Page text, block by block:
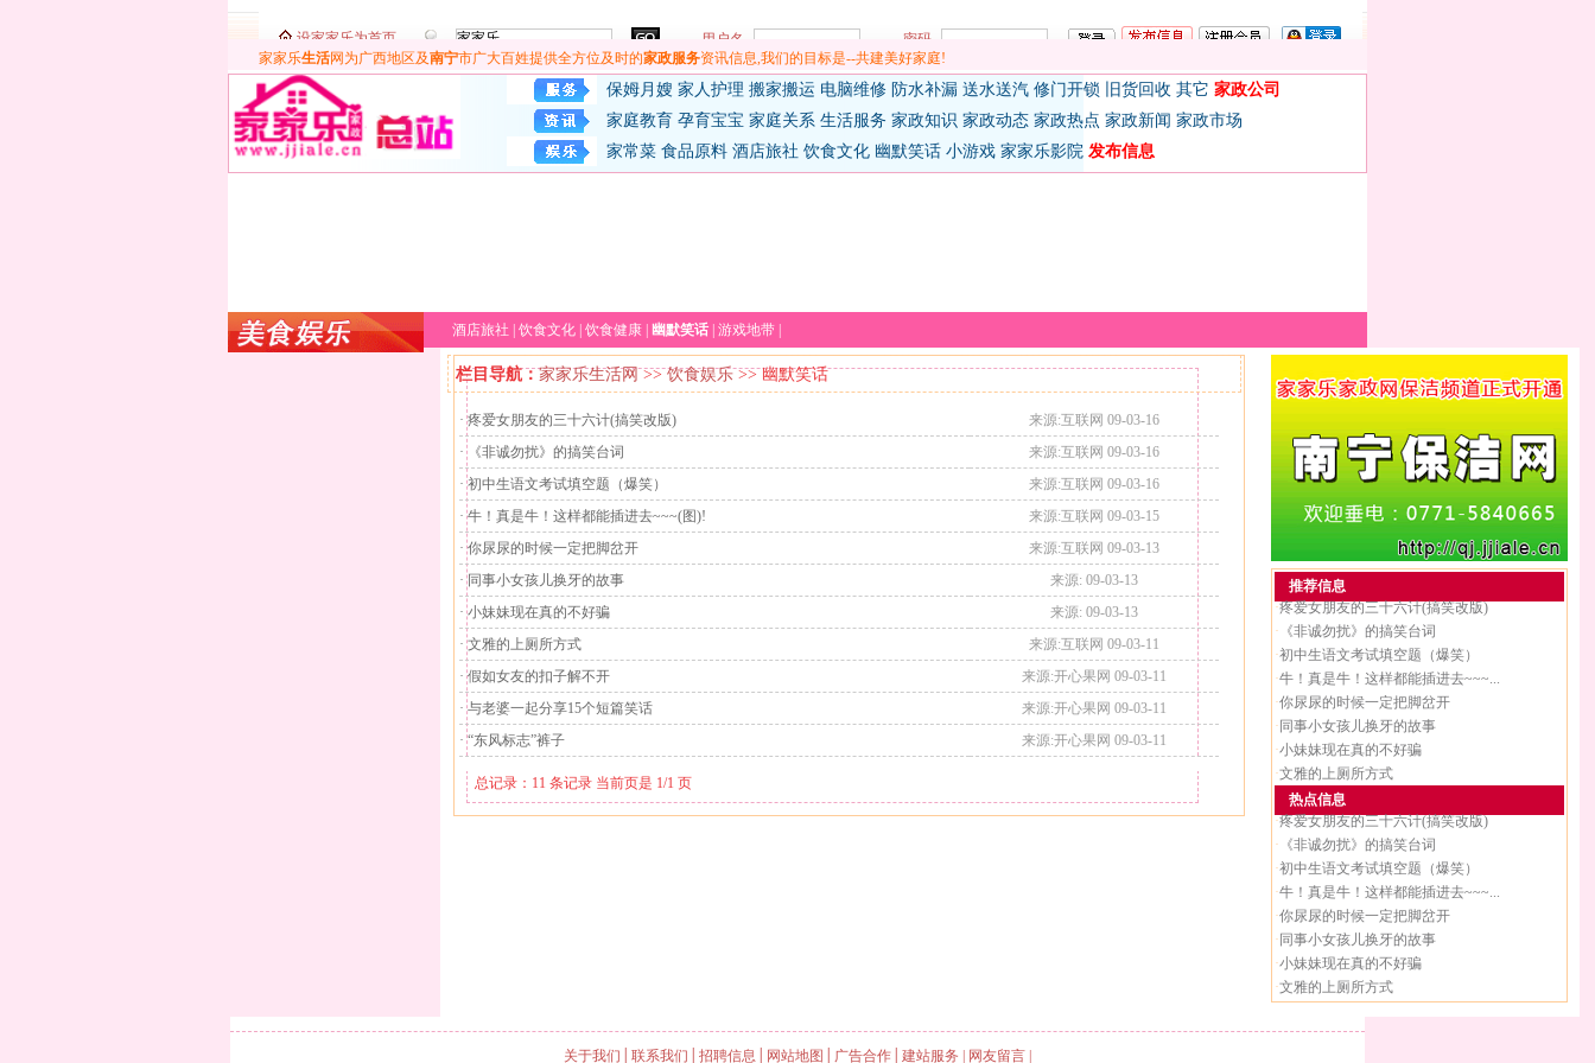
家家乐生活网为广西地区及南宁市广大百姓提供全方位及时的家政服务资讯信息,我们的目标是--共建美好家庭!
保姆月嫂 家人护理 搬家搬运 电脑维修 防水补漏 送水送汽 修门开锁 旧货回收 其它 家政公司
家庭教育 孕育宝宝 家庭关系 生活服务 家政知识 家政动态 家政热点 家政新闻 家政市场
家常菜 食品原料 酒店旅社 饮食文化 幽默笑话 小游戏 家家乐影院 发布信息
酒店旅社 饮食文化 饮食健康 幽默笑话 游戏地带
栏目导航：家家乐生活网>>饮食娱乐>> 幽默笑话
· 疼爱女朋友的三十六计(搞笑改版)
来源:互联网 09-03-16
· 《非诚勿扰》的搞笑台词
来源:互联网 09-03-16
· 初中生语文考试填空题（爆笑）
来源:互联网 09-03-16
· 牛！真是牛！这样都能插进去~~~(图)!
来源:互联网 09-03-15
· 你尿尿的时候一定把脚岔开
来源:互联网 09-03-13
· 同事小女孩儿换牙的故事
来源: 09-03-13
· 小妹妹现在真的不好骗
来源: 09-03-13
· 文雅的上厕所方式
来源:互联网 09-03-11
· 假如女友的扣子解不开
来源:开心果网 09-03-11
· 与老婆一起分享15个短篇笑话
来源:开心果网 09-03-11
· “东风标志”裤子
来源:开心果网 09-03-11
总记录：11 条记录 当前页是 1/1 页
推荐信息
·疼爱女朋友的三十六计(搞笑改版)
· 《非诚勿扰》的搞笑台词
·初中生语文考试填空题（爆笑）
·牛！真是牛！这样都能插进去~~~...
·你尿尿的时候一定把脚岔开
· 同事小女孩儿换牙的故事
·小妹妹现在真的不好骗
·文雅的上厕所方式
热点信息
·疼爱女朋友的三十六计(搞笑改版)
· 《非诚勿扰》的搞笑台词
·初中生语文考试填空题（爆笑）
·牛！真是牛！这样都能插进去~~~...
·你尿尿的时候一定把脚岔开
· 同事小女孩儿换牙的故事
·小妹妹现在真的不好骗
·文雅的上厕所方式
关于我们 联系我们 招聘信息 网站地图 广告合作 建站服务 网友留言